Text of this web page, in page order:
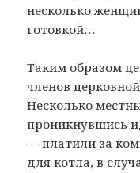
несколько
готовкой…
Таким образом
членов
Несколько
проникнувшись
— платили за
для котла, в